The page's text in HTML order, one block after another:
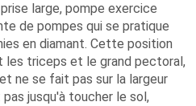
large, pompe exercice
de pompes qui se pratique
en diamant. Cette position
les triceps et le grand pectoral,
ne se fait pas sur la largeur
jusqu'à toucher le sol,